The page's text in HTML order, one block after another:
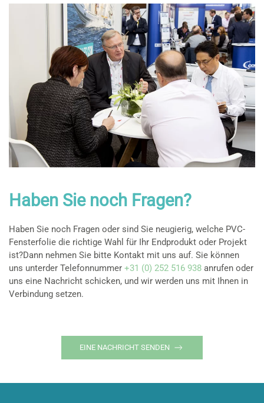
Haben Sie noch Fragen?
Haben Sie noch Fragen oder sind Sie neugierig, welche PVC-
Fensterfolie die richtige Wahl für Ihr Endprodukt oder Projekt
ist?Dann nehmen Sie bitte Kontakt mit uns auf. Sie können
uns unterder Telefonnummer +31 (0) 252 516 938 anrufen oder
uns eine Nachricht schicken, und wir werden uns mit Ihnen in
Verbindung setzen.
EINE NACHRICHT SENDEN